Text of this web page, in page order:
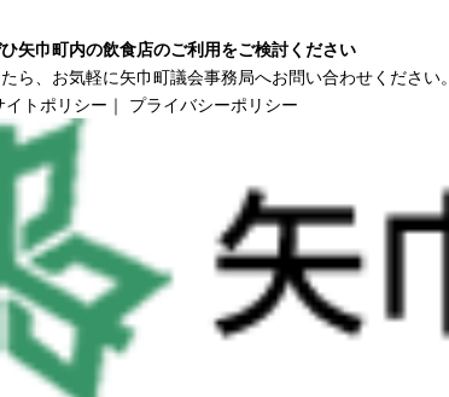
矢巾町内の飲食店のご利用をご検討ください
ら、お気軽に矢巾町議会事務局へお問い合わせください。
イトポリシー ｜ プライバシーポリシー